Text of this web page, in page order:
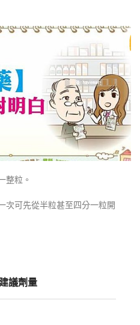
整粒。
次可先從半粒甚至四分一粒開
議劑量